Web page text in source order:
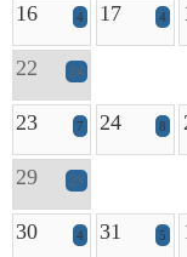
16 4 17 4
22 24
23 7 24 8
29 29
30 4 31 5